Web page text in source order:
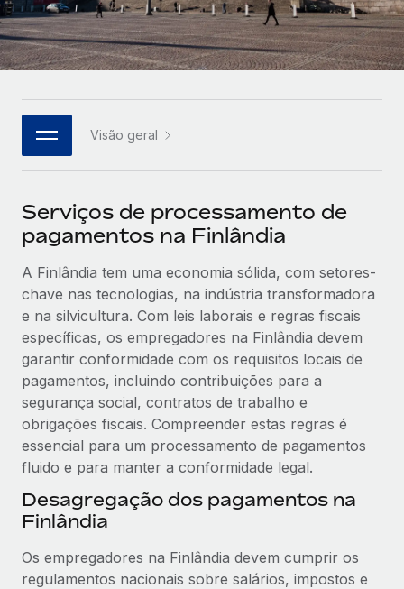
Português (Portugal)
日本語
한국어
中文（简体）
Visão geral
Serviços de processamento de
pagamentos na Finlândia
A Finlândia tem uma economia sólida, com setores-
chave nas tecnologias, na indústria transformadora
e na silvicultura. Com leis laborais e regras fiscais
específicas, os empregadores na Finlândia devem
garantir conformidade com os requisitos locais de
pagamentos, incluindo contribuições para a
segurança social, contratos de trabalho e
obrigações fiscais. Compreender estas regras é
essencial para um processamento de pagamentos
fluido e para manter a conformidade legal.
Desagregação dos pagamentos na
Finlândia
Os empregadores na Finlândia devem cumprir os
regulamentos nacionais sobre salários, impostos e